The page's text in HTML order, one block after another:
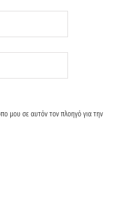
μου σε αυτόν τον πλοηγό για την